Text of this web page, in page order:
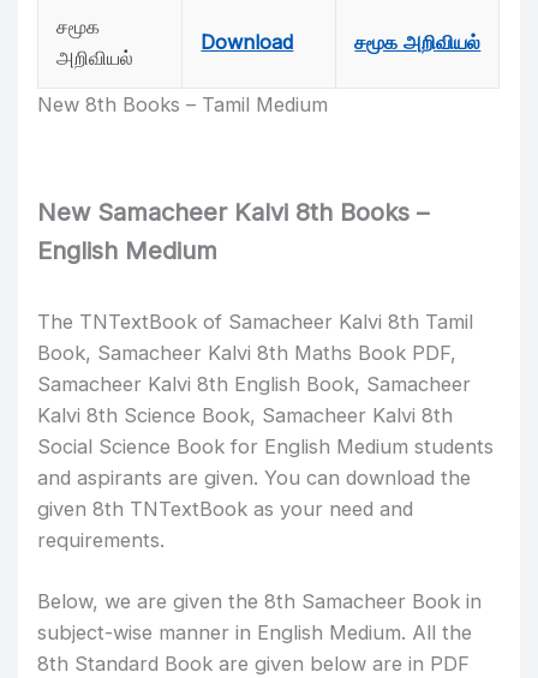
சமூக
அறிவியல்
Download சமூக அறிவியல்
New 8th Books – Tamil Medium
New Samacheer Kalvi 8th Books –
English Medium
The TNTextBook of Samacheer Kalvi 8th Tamil
Book, Samacheer Kalvi 8th Maths Book PDF,
Samacheer Kalvi 8th English Book, Samacheer
Kalvi 8th Science Book, Samacheer Kalvi 8th
Social Science Book for English Medium students
and aspirants are given. You can download the
given 8th TNTextBook as your need and
requirements.
Below, we are given the 8th Samacheer Book in
subject-wise manner in English Medium. All the
8th Standard Book are given below are in PDF